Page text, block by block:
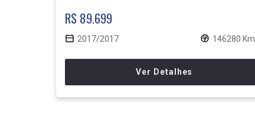
R$ 89.699
2017/2017 146280 Km
Ver Detalhes